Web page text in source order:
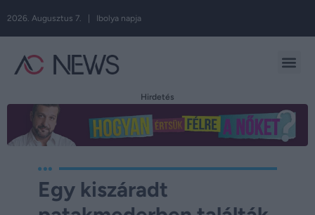
2026. Augusztus 7. | Ibolya napja
Hirdetés
Egy kiszáradt